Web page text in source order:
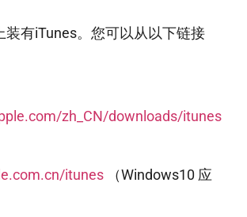
装有iTunes。您可以从以下链接
zh_CN/downloads/itunes
itunes （Windows10 应